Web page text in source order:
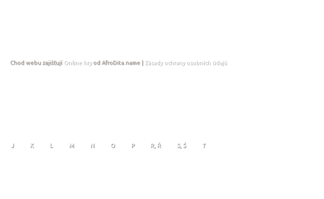
Chod webu zajišťují Online hryod AfroDita.name | Zásady ochrany osobních údajů
J K L M N O P R, Ř S, Š T